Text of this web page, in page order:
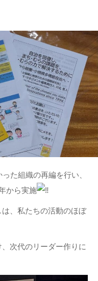
た組織の再編を行い、
から実施
、私たちの活動のほぼ
次代のリーダー作りに